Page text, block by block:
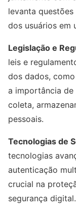
levanta
dos usuários em
Legislação e
leis e
dos dados,
a importância de
coleta,
pessoais.
Tecnologias de
tecnologias
autenticação
crucial na
segurança digital.